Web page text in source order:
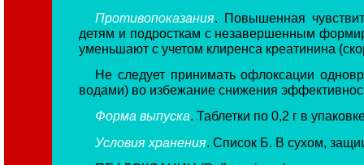
Противопоказания. Повышенная
детям и подросткам с незавершенным
уменьшают с учетом клиренса креатинина
Не следует принимать офлоксации
водами) во избежание снижения
Форма выпуска. Таблетки по 0,2 г в
Условия хранения. Список Б. В сухом,